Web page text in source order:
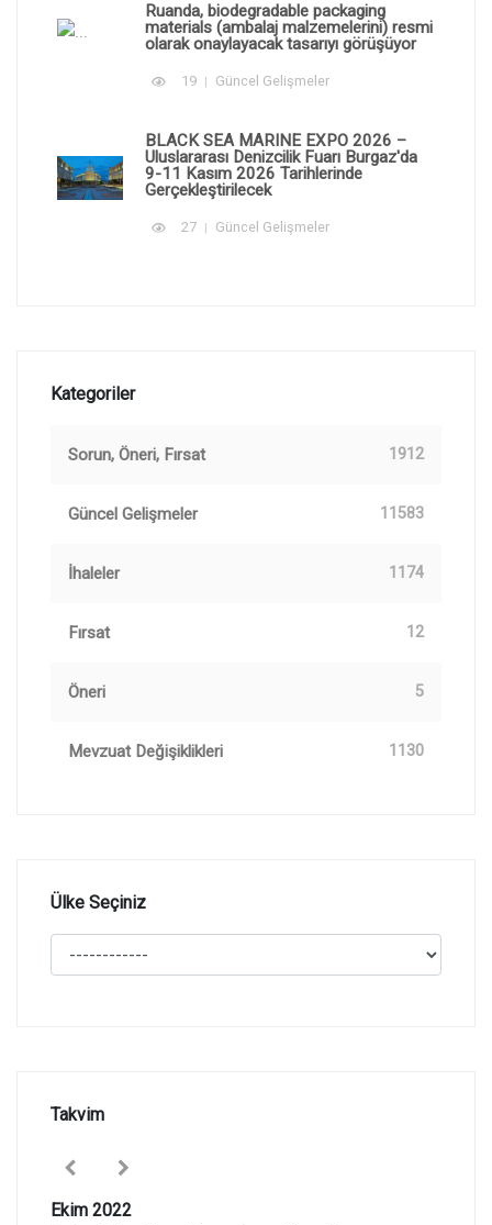
Ruanda, biodegradable packaging
materials (ambalaj malzemelerini) resmi
olarak onaylayacak tasarıyı görüşüyor
19 Güncel Gelişmeler
BLACK SEA MARINE EXPO 2026 –
Uluslararası Denizcilik Fuarı Burgaz'da
9-11 Kasım 2026 Tarihlerinde
Gerçekleştirilecek
27 Güncel Gelişmeler
Kategoriler
Sorun, Öneri, Fırsat 1912
Güncel Gelişmeler 11583
İhaleler 1174
Fırsat 12
Öneri 5
Mevzuat Değişiklikleri 1130
Ülke Seçiniz
Takvim
Ekim 2022